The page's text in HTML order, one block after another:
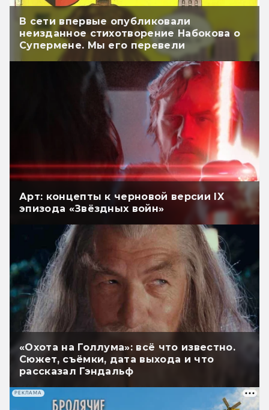
В сети впервые опубликовали
неизданное стихотворение Набокова о
Супермене. Мы его перевели
Арт: концепты к черновой версии IX
эпизода «Звёздных войн»
«Охота на Голлума»: всё что известно.
Сюжет, съёмки, дата выхода и что
рассказал Гэндальф
РЕКЛАМА